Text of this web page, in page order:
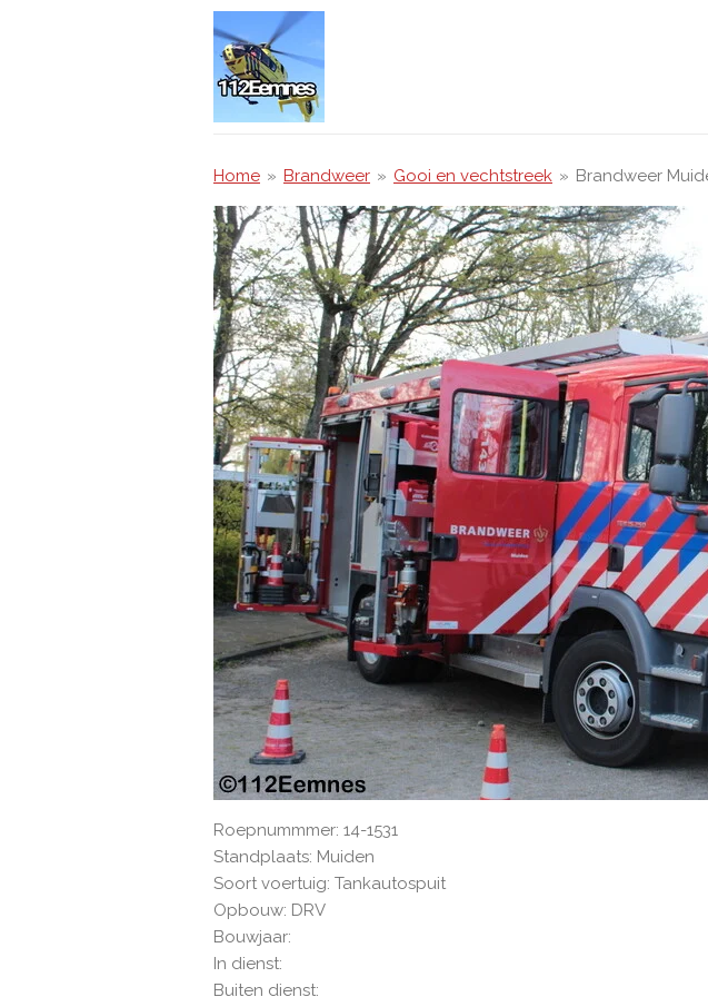
Home » Brandweer » Gooi en vechtstreek » Brandweer
Roepnummmer: 14-1531
Standplaats: Muiden
Soort voertuig: Tankautospuit
Opbouw: DRV
Bouwjaar:
In dienst:
Buiten dienst: